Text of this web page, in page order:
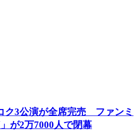
3公演が全席完売 ファンミ
が2万7000人で閉幕